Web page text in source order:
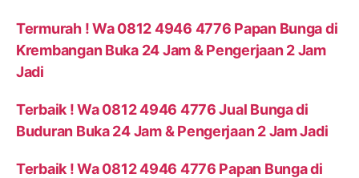
Termurah ! Wa 0812 4946 4776 Papan Bunga di
Krembangan Buka 24 Jam & Pengerjaan 2 Jam
Jadi
Terbaik ! Wa 0812 4946 4776 Jual Bunga di
Buduran Buka 24 Jam & Pengerjaan 2 Jam Jadi
Terbaik ! Wa 0812 4946 4776 Papan Bunga di